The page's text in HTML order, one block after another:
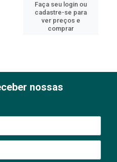
Faça seu login ou
cadastre-se para
ver preços e
comprar
nossas